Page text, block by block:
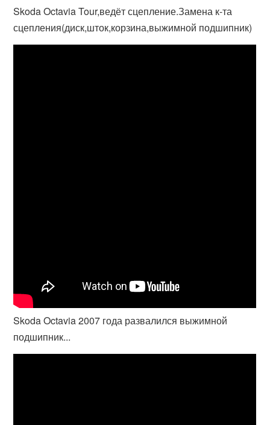
Skoda Octavia Tour,ведёт сцепление.Замена к-та
сцепления(диск,шток,корзина,выжимной подшипник)
Skoda Octavia 2007 года развалился выжимной
подшипник...